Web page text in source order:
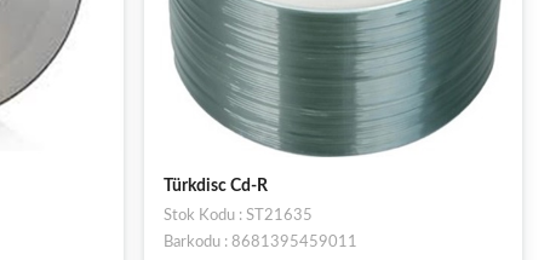
Türkdisc Cd-R
Stok Kodu : ST21635
Barkodu : 8681395459011